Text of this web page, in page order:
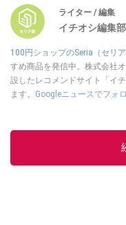
ライター / 編集
イチオシ編集
100円ショップのSeria（セリア
すめ商品を発信中。株式会社
設したレコメンドサイト「イ
ます。 Googleニュースでフォ